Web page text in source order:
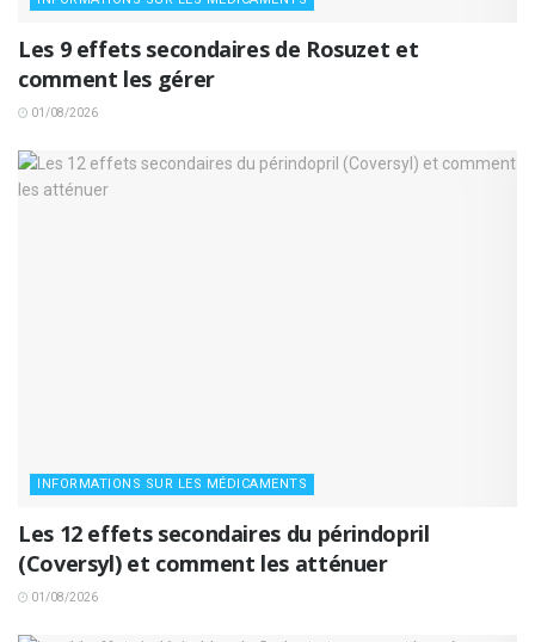
Les 9 effets secondaires de Rosuzet et
comment les gérer
01/08/2026
INFORMATIONS SUR LES MÉDICAMENTS
Les 12 effets secondaires du périndopril
(Coversyl) et comment les atténuer
01/08/2026